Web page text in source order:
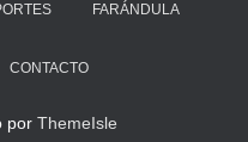
FARÁNDULA
CONTACTO
por ThemeIsle